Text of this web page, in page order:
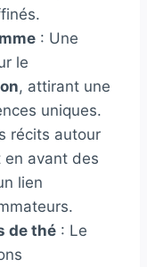
: Une
le
, attirant une
uniques.
récits autour
en avant des
lien
de thé : Le